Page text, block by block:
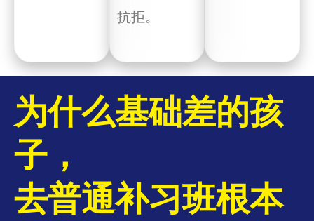
抗拒。
为什么基础差的孩
子，
去普通补习班根本